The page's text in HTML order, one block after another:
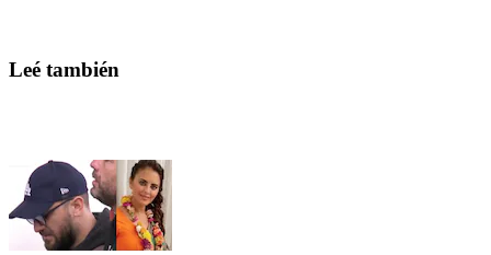
Leé también